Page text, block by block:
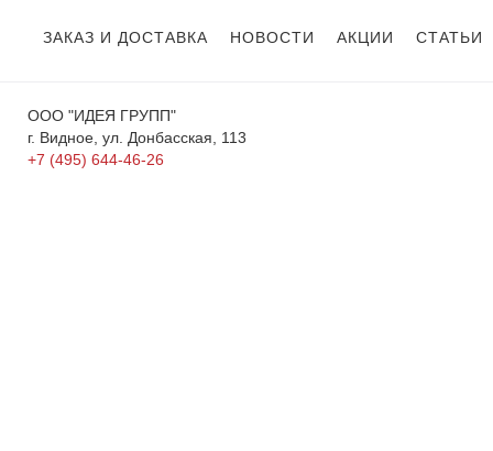
ЗАКАЗ И ДОСТАВКА НОВОСТИ АКЦИИ СТАТЬИ
ООО "ИДЕЯ ГРУПП"
г. Видное, ул. Донбасская, 113
+7 (495) 644-46-26